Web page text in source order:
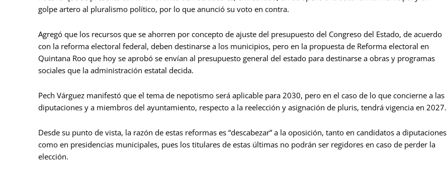
golpe artero al pluralismo político, por lo que anunció su voto en contra.
Agregó que los recursos que se ahorren por concepto de ajuste del presupuesto del Congreso del Estado, de acuerdo
con la reforma electoral federal, deben destinarse a los municipios, pero en la propuesta de Reforma electoral en
Quintana Roo que hoy se aprobó se envían al presupuesto general del estado para destinarse a obras y programas
sociales que la administración estatal decida.
Pech Várguez manifestó que el tema de nepotismo será aplicable para 2030, pero en el caso de lo que concierne a las
diputaciones y a miembros del ayuntamiento, respecto a la reelección y asignación de pluris, tendrá vigencia en 2027.
Desde su punto de vista, la razón de estas reformas es “descabezar” a la oposición, tanto en candidatos a diputaciones
como en presidencias municipales, pues los titulares de estas últimas no podrán ser regidores en caso de perder la
elección.